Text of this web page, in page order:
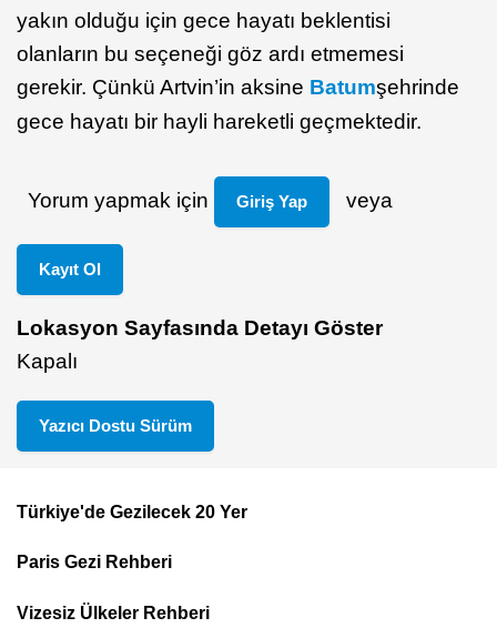
yakın olduğu için gece hayatı beklentisi
olanların bu seçeneği göz ardı etmemesi
gerekir. Çünkü Artvin’in aksine Batumşehrinde
gece hayatı bir hayli hareketli geçmektedir.
Yorum yapmak için Giriş Yap veya
Kayıt Ol
Lokasyon Sayfasında Detayı Göster
Kapalı
Yazıcı Dostu Sürüm
Footer
Top
Menu
Türkiye'de Gezilecek 20 Yer
Paris Gezi Rehberi
Vizesiz Ülkeler Rehberi